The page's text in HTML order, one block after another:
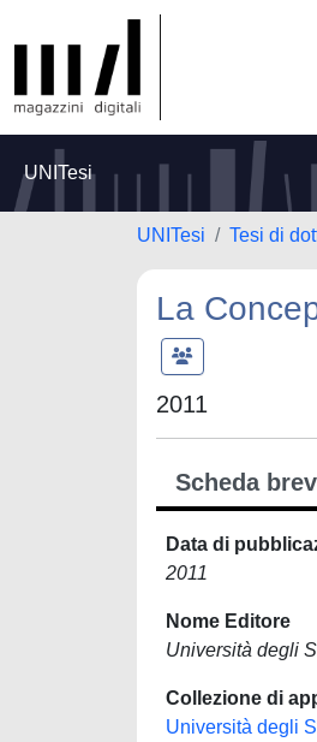
UNITesi
UNITesi Tesi di
La
2011
Scheda
Data di
2011
Nome Editore
Università degli
Collezione di
Università degli